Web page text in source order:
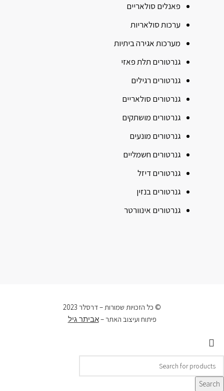
פאנלים סולאריים
ערכות סולאריות
מערכות אגירה ביתיות
גנרטורים תלת פאזי
גנרטורים רגילים
גנרטורים סולאריים
גנרטורים מושתקים
גנרטורים מונעים
גנרטורים חשמליים
גנרטורים דיזל
גנרטורים בנזין
גנרטורים אינוורטר
© כל הזכויות שמורות – דרסלר 2023
פיתוח ועיצוב האתר –אביתר גיל
Search